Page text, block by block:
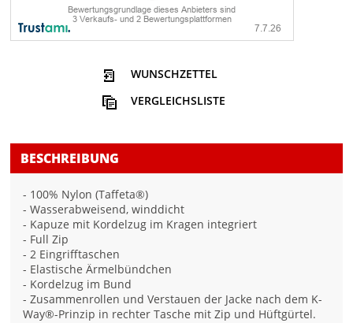
WUNSCHZETTEL
VERGLEICHSLISTE
BESCHREIBUNG
- 100% Nylon (Taffeta®)
- Wasserabweisend, winddicht
- Kapuze mit Kordelzug im Kragen integriert
- Full Zip
- 2 Eingrifftaschen
- Elastische Ärmelbündchen
- Kordelzug im Bund
- Zusammenrollen und Verstauen der Jacke nach dem K-
Way®-Prinzip in rechter Tasche mit Zip und Hüftgürtel.